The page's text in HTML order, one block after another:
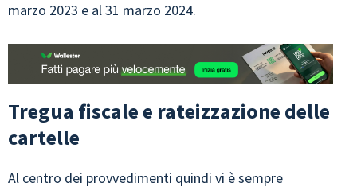
marzo 2023 e al 31 marzo 2024.
Tregua fiscale e rateizzazione delle
cartelle
Al centro dei provvedimenti quindi vi è sempre